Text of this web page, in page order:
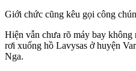
Giới chức cũng kêu gọi công
Hiện vẫn chưa rõ máy bay
rơi xuống hồ Lavysas ở huyện
Nga.